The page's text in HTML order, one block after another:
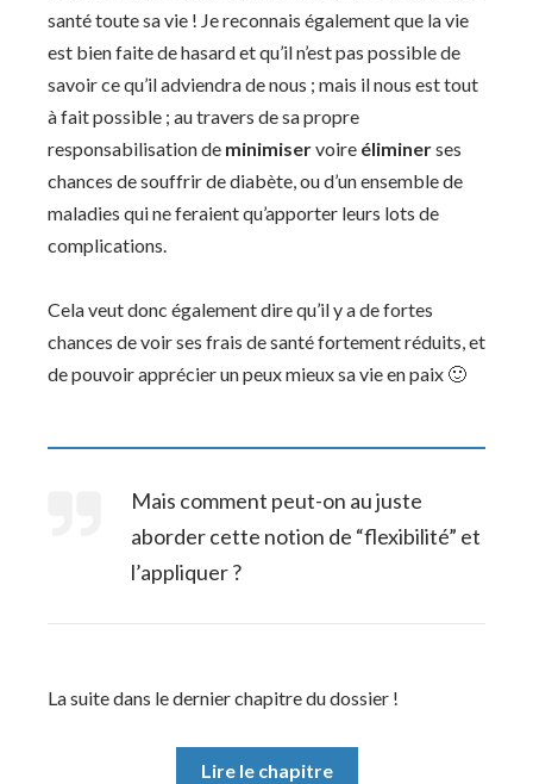
santé toute sa vie ! Je reconnais également que la vie
est bien faite de hasard et qu’il n’est pas possible de
savoir ce qu’il adviendra de nous ; mais il nous est tout
à fait possible ; au travers de sa propre
responsabilisation de minimiservoire éliminerses
chances de souffrir de diabète, ou d’un ensemble de
maladies qui ne feraient qu’apporter leurs lots de
complications.
Cela veut donc également dire qu’il y a de fortes
chances de voir ses frais de santé fortement réduits, et
de pouvoir apprécier un peux mieux sa vie en paix 🙂
Mais comment peut-on au juste
aborder cette notion de “flexibilité” et
l’appliquer ?
La suite dans le dernier chapitre du dossier !
Lire le chapitre